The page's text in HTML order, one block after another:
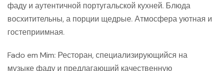
фаду и аутентичной португальской кухней. Блюда
восхитительны, а порции щедрые. Атмосфера уютная и
гостеприимная.
Fado em Mim: Ресторан, специализирующийся на
музыке фаду и предлагающий качественную